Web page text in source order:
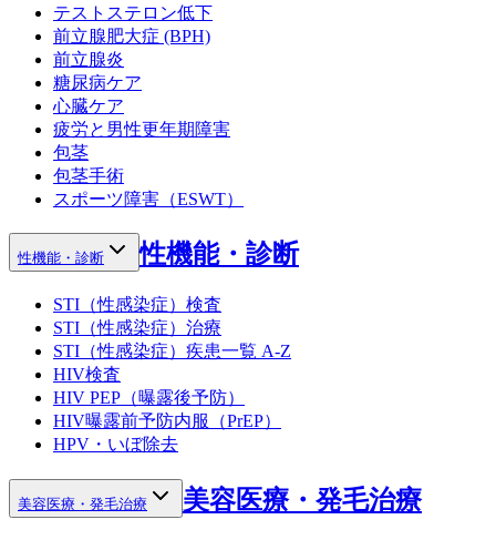
テストステロン低下
前立腺肥大症 (BPH)
前立腺炎
糖尿病ケア
心臓ケア
疲労と男性更年期障害
包茎
包茎手術
スポーツ障害（ESWT）
性機能・診断 性機能・診断
STI（性感染症）検査
STI（性感染症）治療
STI（性感染症）疾患一覧 A-Z
HIV検査
HIV PEP（曝露後予防）
HIV曝露前予防内服（PrEP）
HPV・いぼ除去
美容医療・発毛治療 美容医療・発毛治療